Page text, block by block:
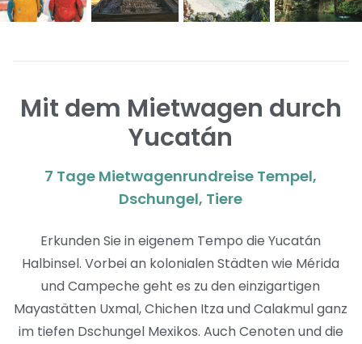
Mit dem Mietwagen durch
Yucatán
7 Tage Mietwagenrundreise Tempel,
Dschungel, Tiere
Erkunden Sie in eigenem Tempo die Yucatán
Halbinsel. Vorbei an kolonialen Städten wie Mérida
und Campeche geht es zu den einzigartigen
Mayastätten Uxmal, Chichen Itza und Calakmul ganz
im tiefen Dschungel Mexikos. Auch Cenoten und die